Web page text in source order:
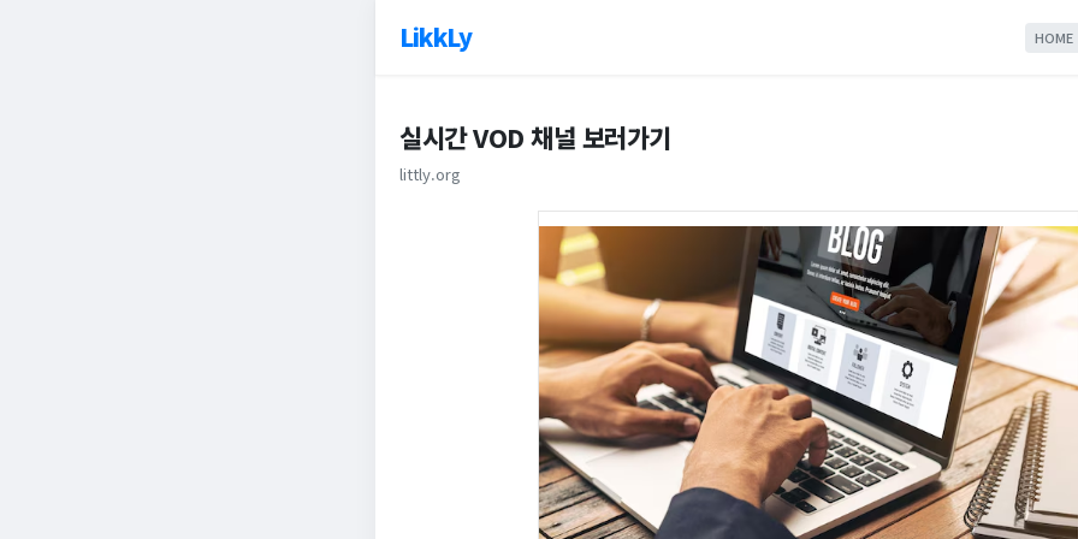
LikkLy HOME
실시간 VOD 채널 보러가기
littly.org